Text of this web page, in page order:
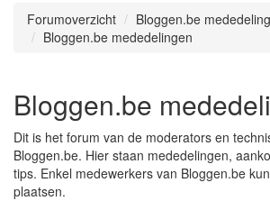
Forumoverzicht
Bloggen.be
Bloggen.be mededelingen
Bloggen.be
Dit is het forum van de moderators en
Bloggen.be. Hier staan mededelingen,
tips. Enkel medewerkers van Bloggen.be
plaatsen.